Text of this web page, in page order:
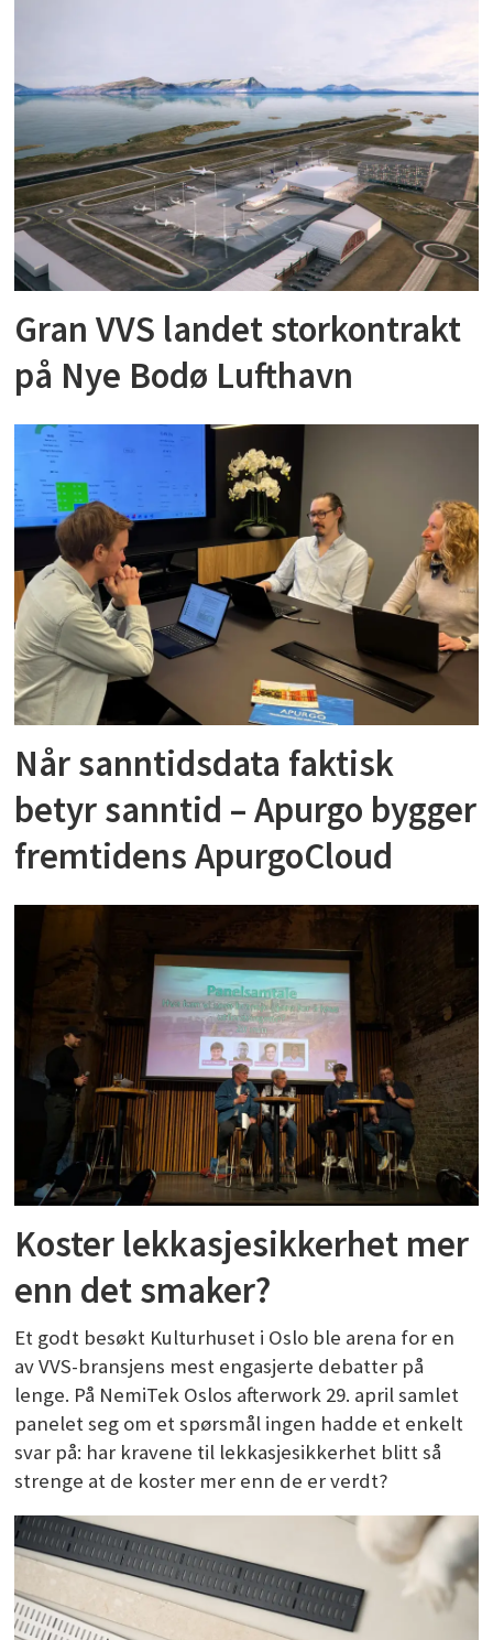
Gran VVS landet storkontrakt
på Nye Bodø Lufthavn
Når sanntidsdata faktisk
betyr sanntid – Apurgo bygger
fremtidens ApurgoCloud
Koster lekkasjesikkerhet mer
enn det smaker?
Et godt besøkt Kulturhuset i Oslo ble arena for en
av VVS-bransjens mest engasjerte debatter på
lenge. På NemiTek Oslos afterwork 29. april samlet
panelet seg om et spørsmål ingen hadde et enkelt
svar på: har kravene til lekkasjesikkerhet blitt så
strenge at de koster mer enn de er verdt?